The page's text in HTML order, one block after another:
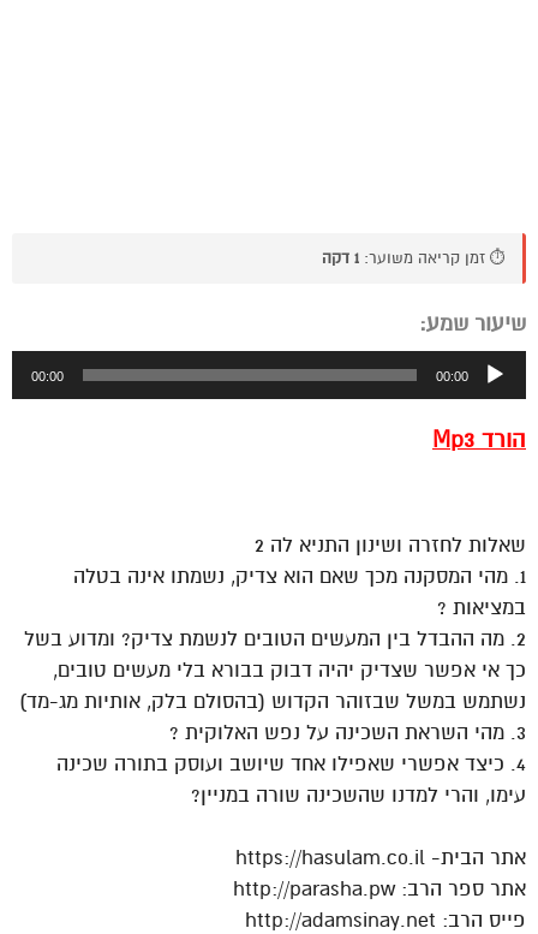
⏱️ זמן קריאה משוער: 1 דקה
שיעור שמע:
אודיו
00:00
00:00
הורד Mp3
שאלות לחזרה ושינון התניא לה 2
1. מהי המסקנה מכך שאם הוא צדיק, נשמתו אינה בטלה
במציאות ?
2. מה ההבדל בין המעשים הטובים לנשמת צדיק? ומדוע בשל
כך אי אפשר שצדיק יהיה דבוק בבורא בלי מעשים טובים,
נשתמש במשל שבזוהר הקדוש (בהסולם בלק, אותיות מג-מד)
3. מהי השראת השכינה על נפש האלוקית ?
4. כיצד אפשרי שאפילו אחד שיושב ועוסק בתורה שכינה
עימו, והרי למדנו שהשכינה שורה במניין?
אתר הבית- https://hasulam.co.il
אתר ספר הרב: http://parasha.pw
פייס הרב: http://adamsinay.net